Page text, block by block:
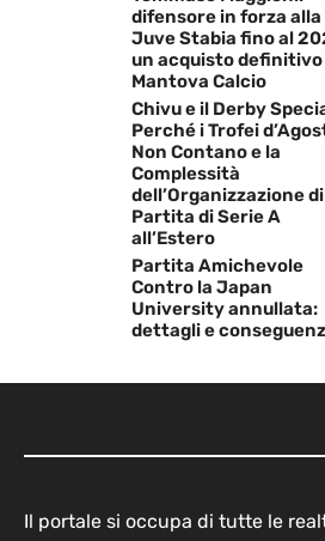
difensore in forza alla
Juve Stabia fino al
un acquisto definitivo
Mantova Calcio
Chivu e il Derby
Perché i Trofei
Non Contano e la
Complessità
dell’Organizzazione
Partita di Serie A
all’Estero
Partita Amichevole
Contro la Japan
University annullata:
dettagli e
Il portale si occupa di tutte le